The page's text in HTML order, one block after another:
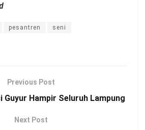
pesantren seni
Previous Post
Guyur Hampir Seluruh Lampung
Next Post